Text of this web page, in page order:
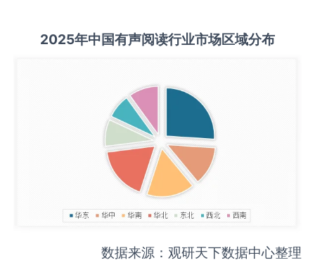
2025年中国有声阅读行业市场区域分布
数据来源：观研天下数据中心整理